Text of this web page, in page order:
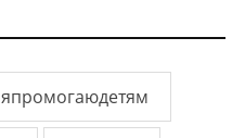
япромогаюдетям